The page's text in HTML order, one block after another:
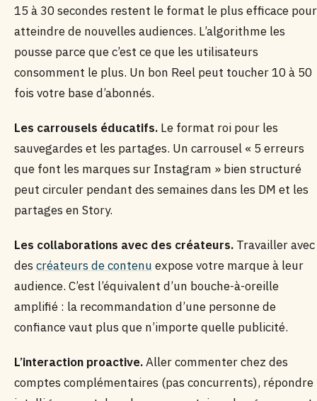
15 à 30 secondes restent le format le plus efficace pour
atteindre de nouvelles audiences. L’algorithme les
pousse parce que c’est ce que les utilisateurs
consomment le plus. Un bon Reel peut toucher 10 à 50
fois votre base d’abonnés.
Les carrousels éducatifs. Le format roi pour les
sauvegardes et les partages. Un carrousel « 5 erreurs
que font les marques sur Instagram » bien structuré
peut circuler pendant des semaines dans les DM et les
partages en Story.
Les collaborations avec des créateurs. Travailler avec
des créateurs de contenu expose votre marque à leur
audience. C’est l’équivalent d’un bouche-à-oreille
amplifié : la recommandation d’une personne de
confiance vaut plus que n’importe quelle publicité.
L’interaction proactive.Aller commenter chez des
comptes complémentaires (pas concurrents), répondre